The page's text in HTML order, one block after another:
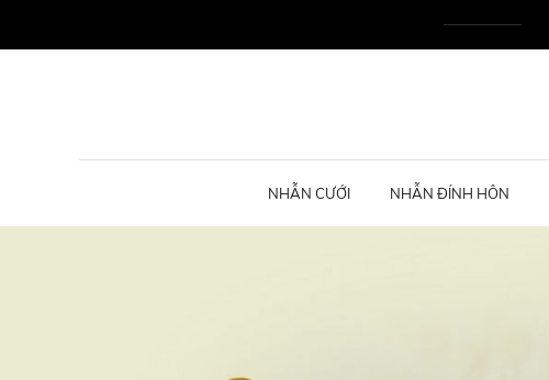
NHẪN CƯỚI NHẪN ĐÍNH HÔN